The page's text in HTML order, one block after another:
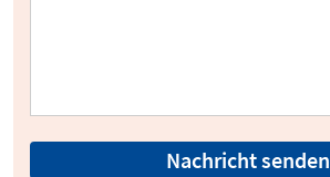
Nachricht senden